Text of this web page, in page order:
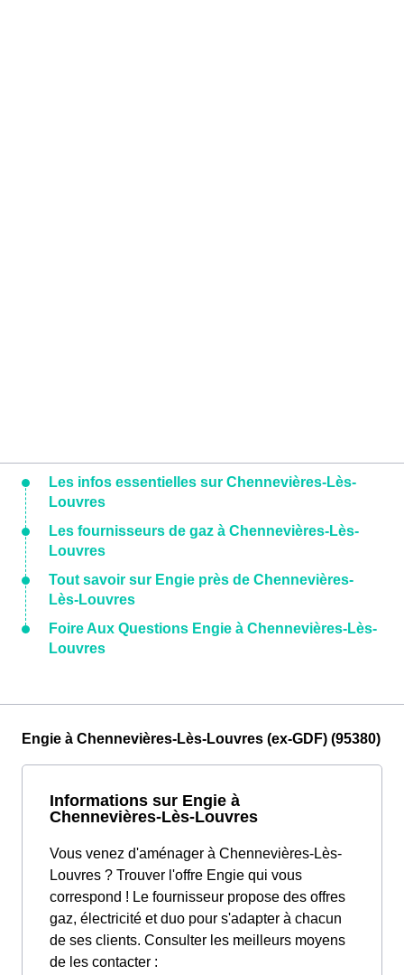
Les infos essentielles sur Chennevières-Lès-
Louvres
Les fournisseurs de gaz à Chennevières-Lès-
Louvres
Tout savoir sur Engie près de Chennevières-
Lès-Louvres
Foire Aux Questions Engie à Chennevières-Lès-
Louvres
Engie à Chennevières-Lès-Louvres (ex-GDF) (95380)
Informations sur Engie à
Chennevières-Lès-Louvres
Vous venez d'aménager à Chennevières-Lès-
Louvres ? Trouver l'offre Engie qui vous
correspond ! Le fournisseur propose des offres
gaz, électricité et duo pour s'adapter à chacun
de ses clients. Consulter les meilleurs moyens
de les contacter :